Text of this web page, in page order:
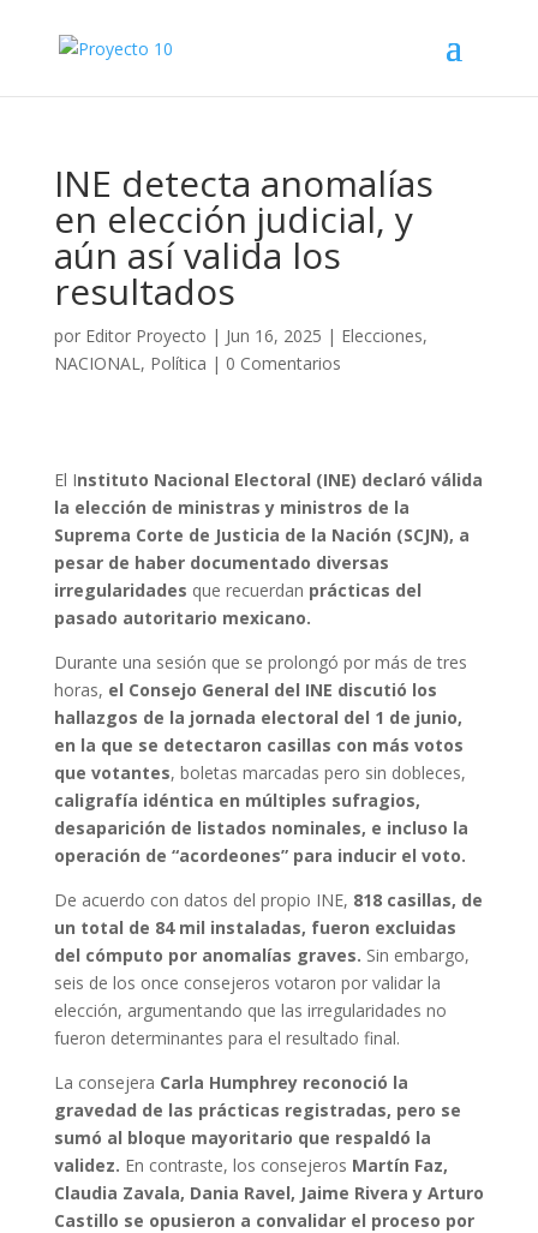
INE detecta anomalías
en elección judicial, y
aún así valida los
resultados
por Editor Proyecto | Jun 16, 2025 | Elecciones,
NACIONAL, Política | 0 Comentarios
El Instituto Nacional Electoral (INE) declaró válida
la elección de ministras y ministros de la
Suprema Corte de Justicia de la Nación (SCJN), a
pesar de haber documentado diversas
irregularidades que recuerdan prácticas del
pasado autoritario mexicano.
Durante una sesión que se prolongó por más de tres
horas, el Consejo General del INE discutió los
hallazgos de la jornada electoral del 1 de junio,
en la que se detectaron casillas con más votos
que votantes, boletas marcadas pero sin dobleces,
caligrafía idéntica en múltiples sufragios,
desaparición de listados nominales, e incluso la
operación de “acordeones” para inducir el voto.
De acuerdo con datos del propio INE, 818 casillas, de
un total de 84 mil instaladas, fueron excluidas
del cómputo por anomalías graves. Sin embargo,
seis de los once consejeros votaron por validar la
elección, argumentando que las irregularidades no
fueron determinantes para el resultado final.
La consejera Carla Humphrey reconoció la
gravedad de las prácticas registradas, pero se
sumó al bloque mayoritario que respaldó la
validez. En contraste, los consejeros Martín Faz,
Claudia Zavala, Dania Ravel, Jaime Rivera y Arturo
Castillo se opusieron a convalidar el proceso por